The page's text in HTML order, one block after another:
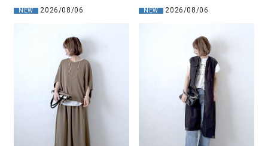
NEW 2026/08/06 NEW 2026/08/06